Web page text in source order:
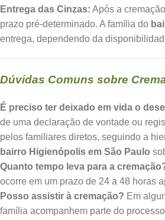
Entrega das Cinzas: Após a
prazo pré-determinado. A família do
entrega, dependendo da
Dúvidas Comuns sobre
É preciso ter deixado em vida o
de uma declaração de vontade ou
pelos familiares diretos, seguindo a
bairro Higienópolis em São Paulo
Quanto tempo leva para a
ocorre em um prazo de 24 a 48 horas
Posso assistir à cremação? Em
família acompanhem parte do